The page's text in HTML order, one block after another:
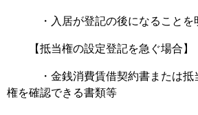
・入居が登記の後になることを
【抵当権の設定登記を急ぐ場合】
・金銭消費賃借契約書または抵
権を確認できる書類等